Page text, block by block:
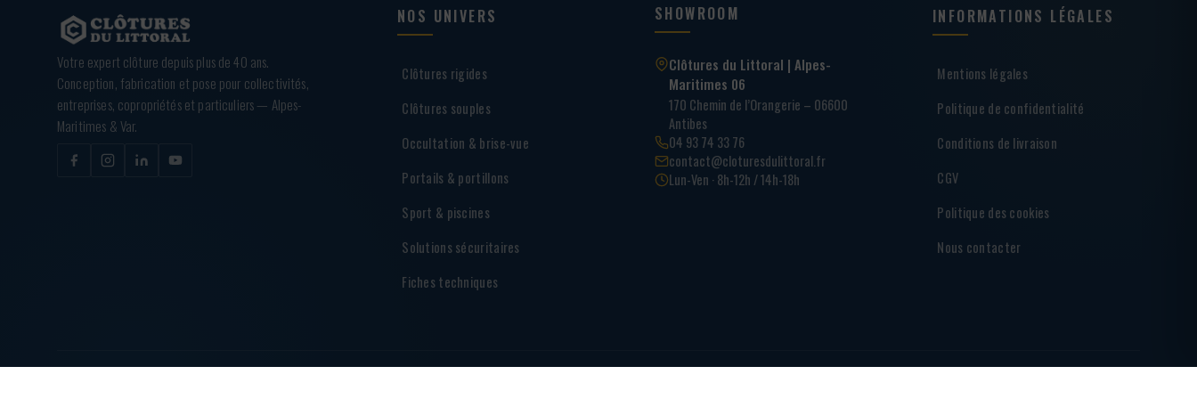
Votre expert clôture depuis plus de 40 ans.
Conception, fabrication et pose pour collectivités,
entreprises, copropriétés et particuliers — Alpes-
Maritimes & Var.
NOS UNIVERS
Clôtures rigides
Clôtures souples
Occultation & brise-vue
Portails & portillons
Sport & piscines
Solutions sécuritaires
Fiches techniques
SHOWROOM
Clôtures du Littoral | Alpes-
Maritimes 06
170 Chemin de l’Orangerie – 06600
Antibes
04 93 74 33 76
contact@cloturesdulittoral.fr
Lun-Ven · 8h-12h / 14h-18h
INFORMATIONS LÉGALES
Mentions légales
Politique de confidentialité
Conditions de livraison
CGV
Politique des cookies
Nous contacter